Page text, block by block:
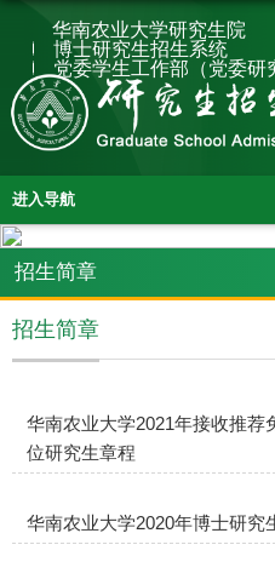
华南农业大学研究生院
博士研究生招生系统
党委学生工作部（党委研
进入导航
招生简章
招生简章
华南农业大学2021年接收推荐
位研究生章程
华南农业大学2020年博士研究